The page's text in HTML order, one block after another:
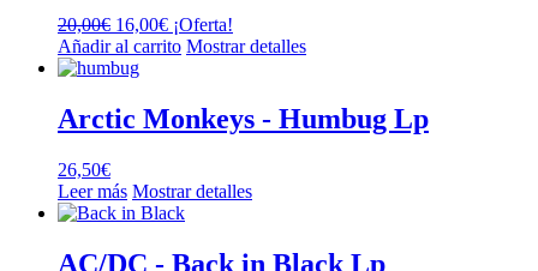
20,00€ El
precio
original
20,00€.
16,00€El
precio
16,00€.
¡Oferta!
Añadir al carrito Mostrar detalles
Arctic Monkeys ‎- Humbug Lp
26,50€
Leer más Mostrar detalles
AC/DC ‎- Back in Black Lp